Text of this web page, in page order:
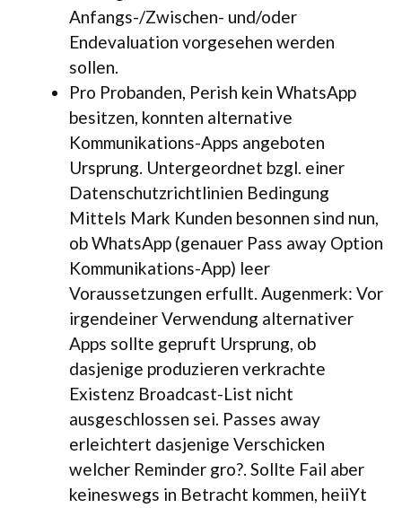
Anfangs-/Zwischen- und/oder
Endevaluation vorgesehen werden
sollen.
Pro Probanden, Perish kein WhatsApp
besitzen, konnten alternative
Kommunikations-Apps angeboten
Ursprung. Untergeordnet bzgl. einer
Datenschutzrichtlinien Bedingung
Mittels Mark Kunden besonnen sind nun,
ob WhatsApp (genauer Pass away Option
Kommunikations-App) leer
Voraussetzungen erfullt. Augenmerk: Vor
irgendeiner Verwendung alternativer
Apps sollte gepruft Ursprung, ob
dasjenige produzieren verkrachte
Existenz Broadcast-List nicht
ausgeschlossen sei. Passes away
erleichtert dasjenige Verschicken
welcher Reminder gro?. Sollte Fail aber
keineswegs in Betracht kommen, heiiYt